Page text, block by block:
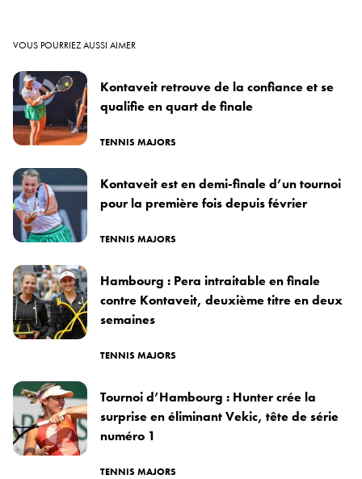
VOUS POURRIEZ AUSSI AIMER
Kontaveit retrouve de la confiance et se
qualifie en quart de finale
TENNIS MAJORS
Kontaveit est en demi-finale d’un tournoi
pour la première fois depuis février
TENNIS MAJORS
Hambourg : Pera intraitable en finale
contre Kontaveit, deuxième titre en deux
semaines
TENNIS MAJORS
Tournoi d’Hambourg : Hunter crée la
surprise en éliminant Vekic, tête de série
numéro 1
TENNIS MAJORS